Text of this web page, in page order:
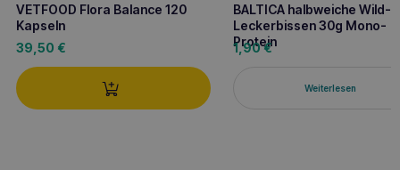
VETFOOD Flora Balance 120
Kapseln
39,50 €
BALTICA halbweiche Wild-
Leckerbissen 30g Mono-
Protein
1,90€
Weiterlesen